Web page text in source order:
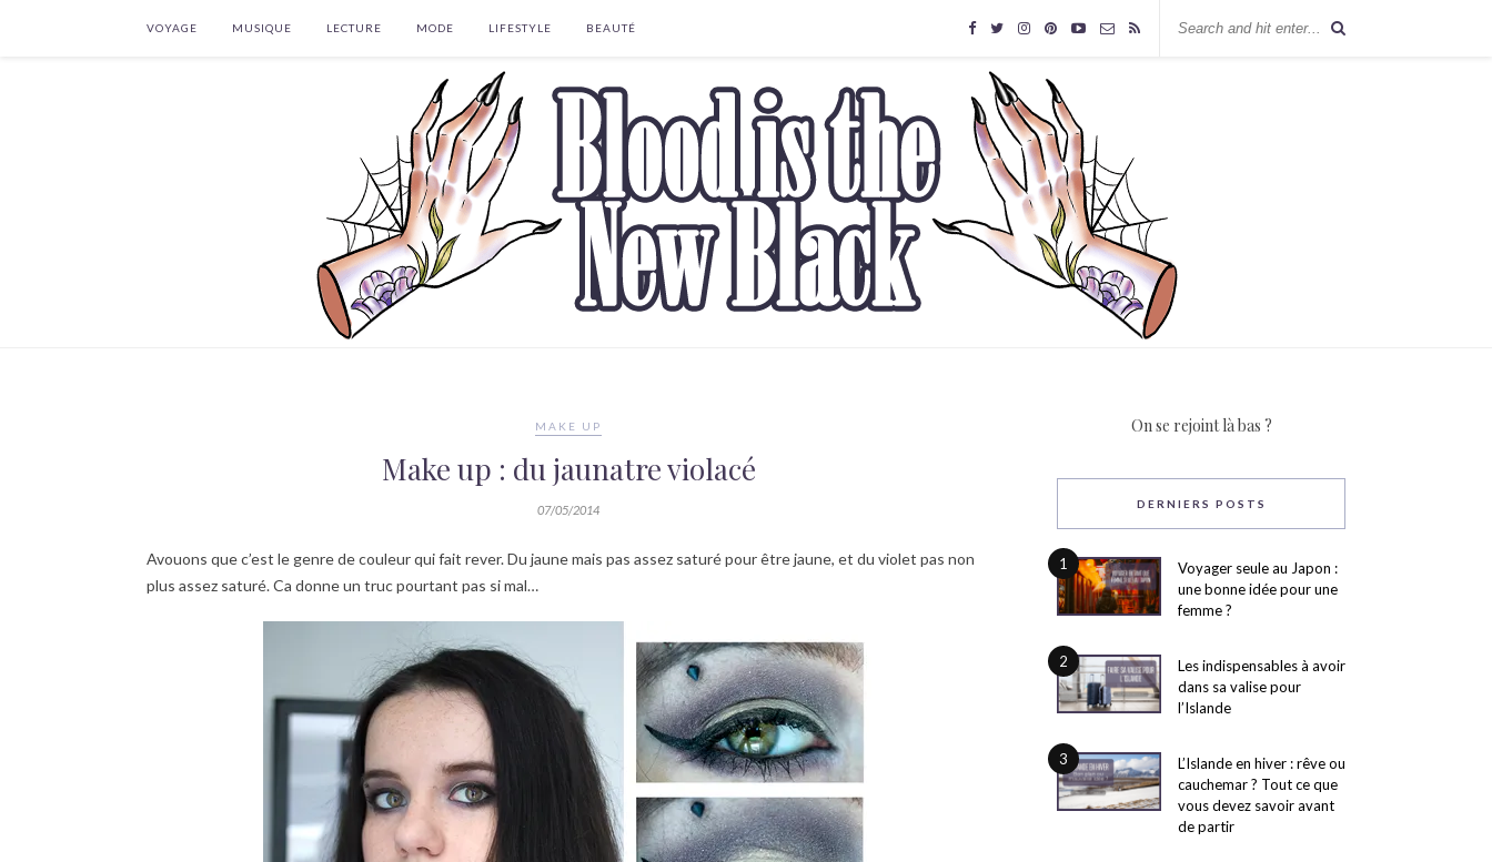
VOYAGE MUSIQUE LECTURE MODE LIFESTYLE BEAUTÉ
MAKE UP
Make up : du jaunatre violacé
07/05/2014
Avouons que c’est le genre de couleur qui fait rever. Du jaune mais pas assez saturé pour être jaune, et du violet pas non
plus assez saturé. Ca donne un truc pourtant pas si mal…
On se rejoint là bas ?
DERNIERS POSTS
1
Voyager seule au Japon :
une bonne idée pour une
femme ?
2
Les indispensables à avoir
dans sa valise pour
l’Islande
3
L’Islande en hiver : rêve ou
cauchemar ? Tout ce que
vous devez savoir avant
de partir